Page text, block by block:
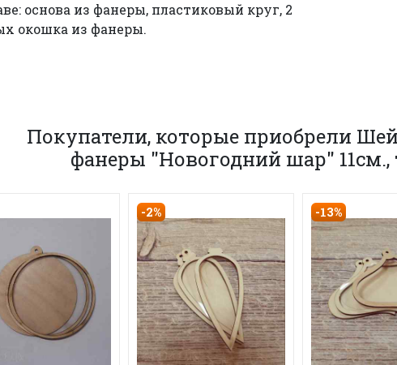
основа из фанеры, пластиковый круг, 2
окошка из фанеры.
Покупатели, которые приобрели
фанеры "Новогодний шар"
-2% -13%